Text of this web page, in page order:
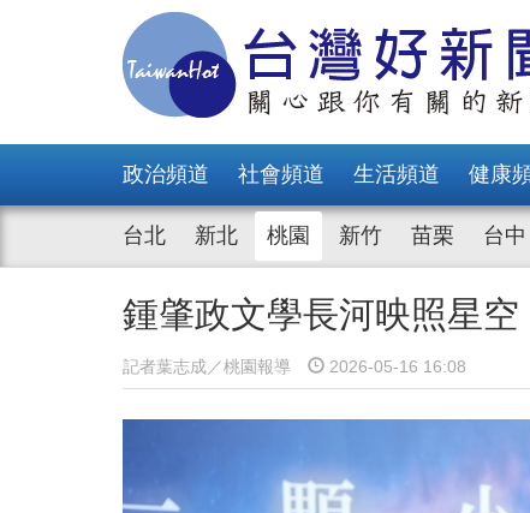
政治頻道 社會頻道 生活頻道 健康
台北 新北 桃園 新竹 苗栗 台中
鍾肇政文學長河映照星
記者葉志成／桃園報導 2026-05-16 16:08